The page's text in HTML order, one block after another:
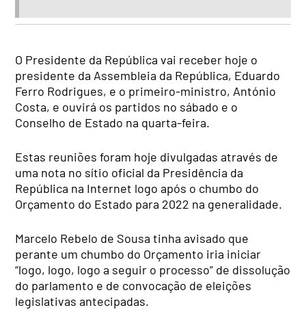
O Presidente da República vai receber hoje o
presidente da Assembleia da República, Eduardo
Ferro Rodrigues, e o primeiro-ministro, António
Costa, e ouvirá os partidos no sábado e o
Conselho de Estado na quarta-feira.
Estas reuniões foram hoje divulgadas através de
uma nota no sítio oficial da Presidência da
República na Internet logo após o chumbo do
Orçamento do Estado para 2022 na generalidade.
Marcelo Rebelo de Sousa tinha avisado que
perante um chumbo do Orçamento iria iniciar
“logo, logo, logo a seguir o processo” de dissolução
do parlamento e de convocação de eleições
legislativas antecipadas.